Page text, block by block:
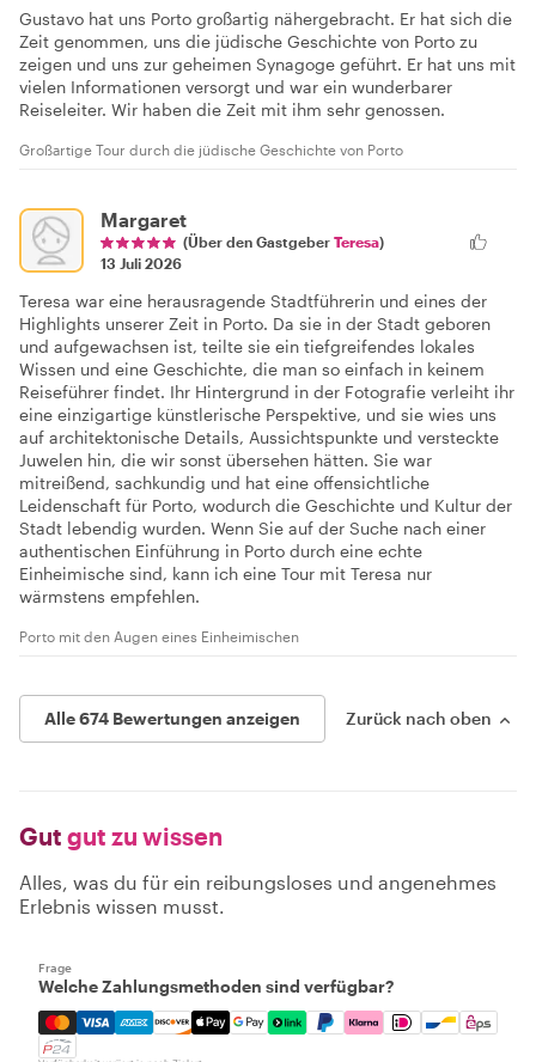
Gustavo hat uns Porto großartig nähergebracht. Er hat sich die
Zeit genommen, uns die jüdische Geschichte von Porto zu
zeigen und uns zur geheimen Synagoge geführt. Er hat uns mit
vielen Informationen versorgt und war ein wunderbarer
Reiseleiter. Wir haben die Zeit mit ihm sehr genossen.
Großartige Tour durch die jüdische Geschichte von Porto
Margaret
(Über den Gastgeber Teresa)
13 Juli 2026
Teresa war eine herausragende Stadtführerin und eines der
Highlights unserer Zeit in Porto. Da sie in der Stadt geboren
und aufgewachsen ist, teilte sie ein tiefgreifendes lokales
Wissen und eine Geschichte, die man so einfach in keinem
Reiseführer findet. Ihr Hintergrund in der Fotografie verleiht ihr
eine einzigartige künstlerische Perspektive, und sie wies uns
auf architektonische Details, Aussichtspunkte und versteckte
Juwelen hin, die wir sonst übersehen hätten. Sie war
mitreißend, sachkundig und hat eine offensichtliche
Leidenschaft für Porto, wodurch die Geschichte und Kultur der
Stadt lebendig wurden. Wenn Sie auf der Suche nach einer
authentischen Einführung in Porto durch eine echte
Einheimische sind, kann ich eine Tour mit Teresa nur
wärmstens empfehlen.
Porto mit den Augen eines Einheimischen
Alle 674 Bewertungen anzeigen Zurück nach oben
Gut gut zu wissen
Alles, was du für ein reibungsloses und angenehmes
Erlebnis wissen musst.
Frage
Welche Zahlungsmethoden sind verfügbar?
Mastercard, Visa, Amex, Discover, Apple Pay, Google